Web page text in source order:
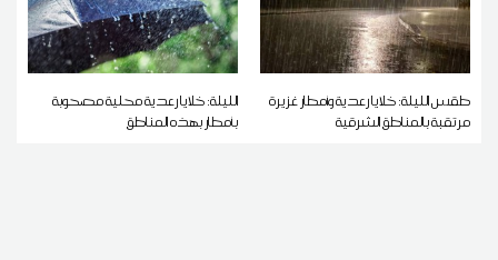
طقس الليلة: خلايا رعدية وأمطار غزيرة
مرتقبة بالمناطق الشرقية
الليلة: خلايا رعدية محلية مصحوبة
بأمطار بهذه المناطق